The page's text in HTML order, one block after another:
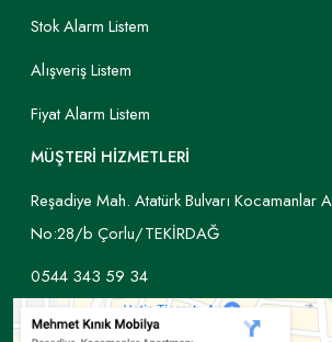
Stok Alarm Listem
Alışveriş Listem
Fiyat Alarm Listem
MÜŞTERİ HİZMETLERİ
Reşadiye Mah. Atatürk Bulvarı Kocamanlar
No:28/b Çorlu/TEKİRDAĞ
0544 343 59 34